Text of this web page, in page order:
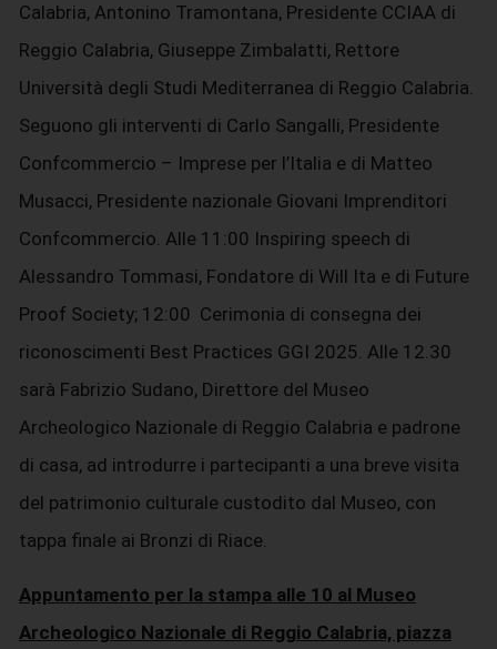
Calabria, Antonino Tramontana, Presidente CCIAA di
Reggio Calabria, Giuseppe Zimbalatti, Rettore
Università degli Studi Mediterranea di Reggio Calabria.
Seguono gli interventi di Carlo Sangalli, Presidente
Confcommercio – Imprese per l’Italia e di Matteo
Musacci, Presidente nazionale Giovani Imprenditori
Confcommercio. Alle 11:00 Inspiring speech di
Alessandro Tommasi, Fondatore di Will Ita e di Future
Proof Society; 12:00 Cerimonia di consegna dei
riconoscimenti Best Practices GGI 2025. Alle 12.30
sarà Fabrizio Sudano, Direttore del Museo
Archeologico Nazionale di Reggio Calabria e padrone
di casa, ad introdurre i partecipanti a una breve visita
del patrimonio culturale custodito dal Museo, con
tappa finale ai Bronzi di Riace.
Appuntamento per la stampa alle 10 al Museo
Archeologico Nazionale di Reggio Calabria, piazza